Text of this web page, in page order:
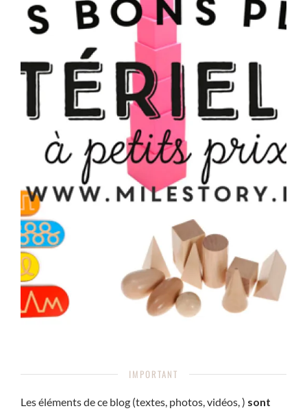
IMPORTANT
Les éléments de ce blog (textes, photos, vidéos, ) sont